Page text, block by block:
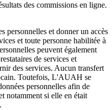
des commissions en ligne.
personnelles et donner un accès
et toute personne habilitée à
peuvent également
de services et
des services. Aucun transfert
Toutefois, L'AUAH se
personnelles afin de
notamment si elle en était